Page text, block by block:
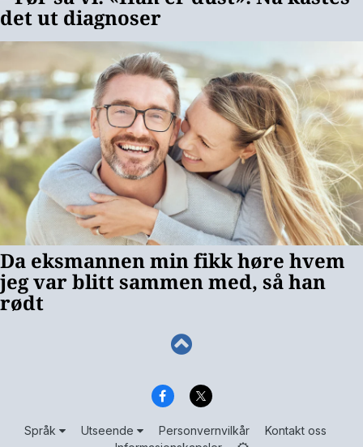
Språk Utseende Personvernvilkår
Kontakt oss